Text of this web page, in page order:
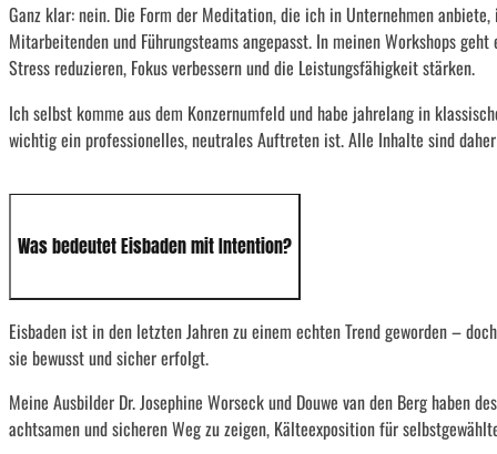
Ganz klar: nein. Die Form der Meditation, die ich in Unternehmen
Mitarbeitenden und Führungsteams angepasst. In meinen Workshops
Stress reduzieren, Fokus verbessern und die Leistungsfähigkeit stärken.
Ich selbst komme aus dem Konzernumfeld und habe jahrelang in
wichtig ein professionelles, neutrales Auftreten ist. Alle Inhalte sind
Was bedeutet Eisbaden mit Intention?
Eisbaden ist in den letzten Jahren zu einem echten Trend geworden –
sie bewusst und sicher erfolgt.
Meine Ausbilder Dr. Josephine Worseck und Douwe van den Berg haben
achtsamen und sicheren Weg zu zeigen, Kälteexposition für